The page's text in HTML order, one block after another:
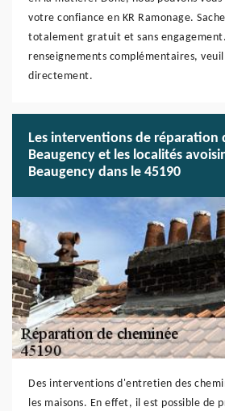
votre confiance en KR Ramonage.
totalement gratuit et sans engagement.
renseignements complémentaires,
directement.
Les interventions de réparation
Beaugency et les localités
Beaugency dans le 45190
Des interventions d'entretien des
les maisons. En effet, il est possible de